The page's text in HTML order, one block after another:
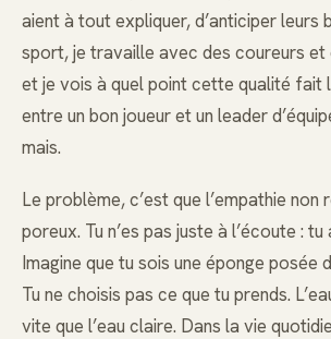
aient à tout expliquer, d’anticiper leurs
sport, je travaille avec des coureurs
et je vois à quel point cette qualité fait
entre un bon joueur et un leader
mais.
Le problème, c’est que l’empathie non
poreux. Tu n’es pas juste à l’écoute :
Imagine que tu sois une éponge posée
Tu ne choisis pas ce que tu prends.
vite que l’eau claire. Dans la vie